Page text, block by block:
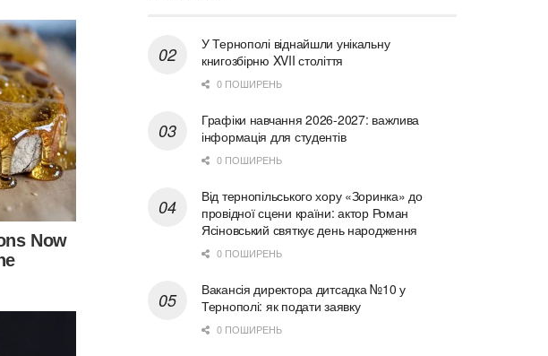
У Тернополі віднайшли унікальну
книгозбірню XVII століття
0 ПОШИРЕНЬ
Графіки навчання 2026-2027: важлива
інформація для студентів
0 ПОШИРЕНЬ
Від тернопільського хору «Зоринка» до
провідної сцени країни: актор Роман
Ясіновський святкує день народження
0 ПОШИРЕНЬ
Вакансія директора дитсадка №10 у
Тернополі: як подати заявку
0 ПОШИРЕНЬ